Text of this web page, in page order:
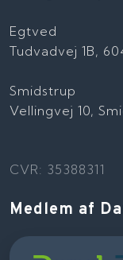
Egtved
Tudvadvej 1B,
Smidstrup
Vellingvej 10,
CVR: 35388311
Medlem af